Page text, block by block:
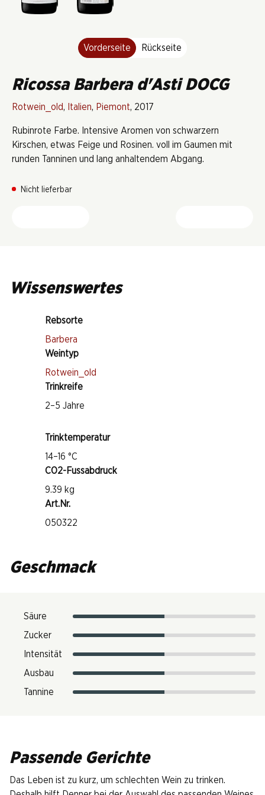
Vorderseite Rückseite
Ricossa Barbera d'Asti DOCG
Rotwein_old, Italien, Piemont, 2017
Rubinrote Farbe. Intensive Aromen von schwarzern
Kirschen, etwas Feige und Rosinen. voll im Gaumen mit
runden Tanninen und lang anhaltendem Abgang.
Nicht lieferbar
Wissenswertes
Rebsorte
Barbera
Weintyp
Rotwein_old
Trinkreife
2–5 Jahre
Trinktemperatur
14–16 °C
CO2-Fussabdruck
9.39 kg
Art.Nr.
050322
Geschmack
Säure
Zucker
Intensität
Ausbau
Tannine
Passende Gerichte
Das Leben ist zu kurz, um schlechten Wein zu trinken.